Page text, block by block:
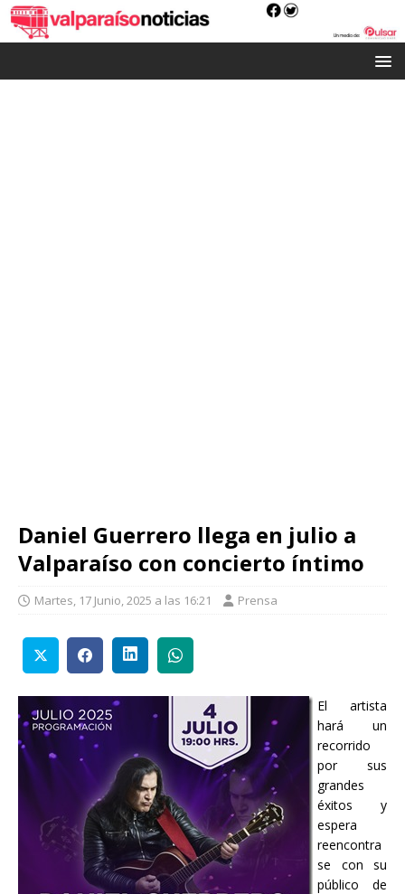
Daniel Guerrero llega en julio a
Valparaíso con concierto íntimo
Martes, 17 Junio, 2025 a las 16:21 Prensa
El artista
hará un
recorrido
por sus
grandes
éxitos y
espera
reencontra
se con su
público de